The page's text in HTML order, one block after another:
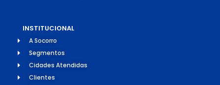
INSTITUCIONAL
A Socorro
Segmentos
Cidades Atendidas
Clientes